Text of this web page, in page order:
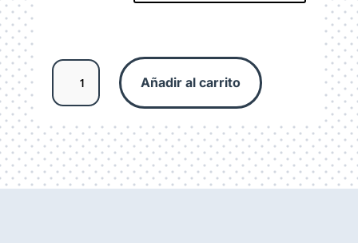
Extracto
líquido
de
(Artemisia
annua)
cantidad
Añadir al carrito